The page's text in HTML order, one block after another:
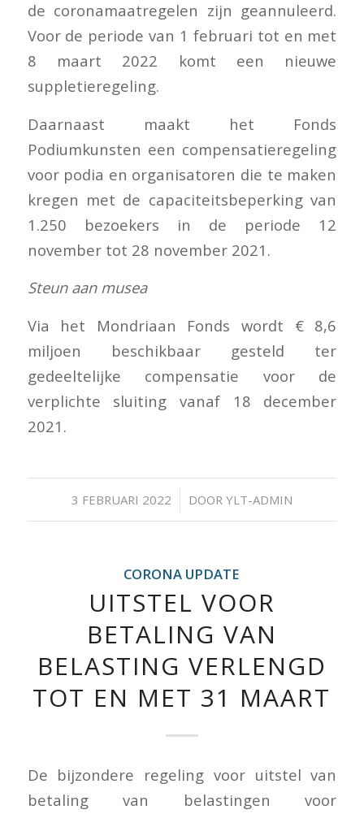
de coronamaatregelen zijn geannuleerd.
Voor de periode van 1 februari tot en met
8 maart 2022 komt een nieuwe
suppletieregeling.
Daarnaast maakt het Fonds
Podiumkunsten een compensatieregeling
voor podia en organisatoren die te maken
kregen met de capaciteitsbeperking van
1.250 bezoekers in de periode 12
november tot 28 november 2021.
Steun aan musea
Via het Mondriaan Fonds wordt € 8,6
miljoen beschikbaar gesteld ter
gedeeltelijke compensatie voor de
verplichte sluiting vanaf 18 december
2021.
3 FEBRUARI 2022
/ DOOR YLT-ADMIN
CORONA UPDATE
UITSTEL VOOR
BETALING VAN
BELASTING VERLENGD
TOT EN MET 31 MAART
De bijzondere regeling voor uitstel van
betaling van belastingen voor